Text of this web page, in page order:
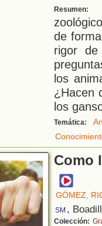
Resumen:
de
rigor
los
¿Hacen
los
Temática:
Como
GÓMEZ,
SM ,
Colección: